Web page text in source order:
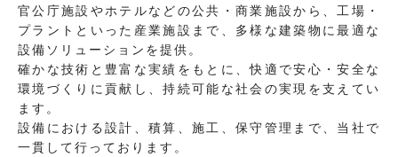
官公庁施設やホテルなどの公共・商業施設から、工場・
プラントといった産業施設まで、多様な建築物に最適な
設備ソリューションを提供。
確かな技術と豊富な実績をもとに、快適で安心・安全な
環境づくりに貢献し、持続可能な社会の実現を支えてい
ます。
設備における設計、積算、施工、保守管理まで、当社で
一貫して行っております。